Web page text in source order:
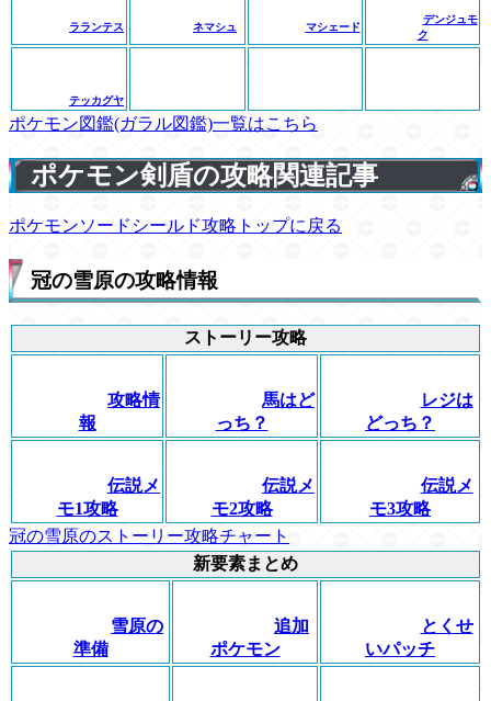
ラランテス ネマシュ マシェード
デンジュモ
ク
テッカグヤ
ポケモン図鑑(ガラル図鑑)一覧はこちら
ポケモン剣盾の攻略関連記事
ポケモンソードシールド攻略トップに戻る
冠の雪原の攻略情報
ストーリー攻略
攻略情
報
馬はど
っち？
レジは
どっち？
伝説メ
モ1攻略
伝説メ
モ2攻略
伝説メ
モ3攻略
冠の雪原のストーリー攻略チャート
新要素まとめ
雪原の
準備
追加
ポケモン
とくせ
いパッチ